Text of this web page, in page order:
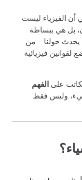
أن الفيزياء ليست
بل هي ببساطة
يحدث حولنا – من
فيزيائية
على الفهم
وليس فقط